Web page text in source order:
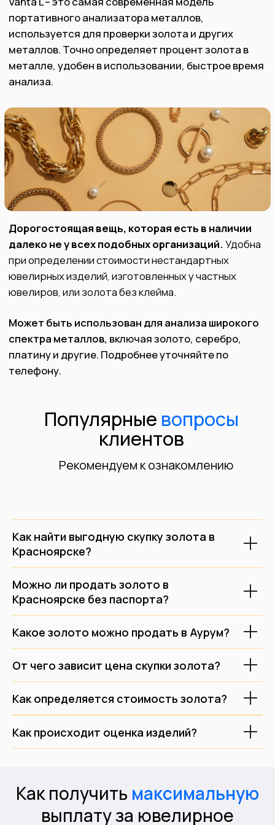
Как найти выгодную скупку золота в
Красноярске?
Можно ли продать золото в
Красноярске без паспорта?
Какое золото можно продать в Аурум?
От чего зависит цена скупки золота?
Как определяется стоимость золота?
Как происходит оценка изделий?
денежные
средства
моментально
09:30 до 20:30
Скупка серебра
Скупка палладия
Скупка CCСР
Скупка украшений
Скупка бриллиантов
Скупка монет
Комфортный
охраняемый
офис
в центре
Красноярска
Прочитать отзывы
о нашей компании
в Яндексе
На основе 60 000+
отзывов
* Вся информация о ценах и предложениях является публичной
Для оформления услуги продажи определенного предмета или
изделия, необходимо согласовать цену с менеджером на месте
+7 (843) 216-00-80
Оценить в MAX
Положение о защите ПД
Филиалы на карте